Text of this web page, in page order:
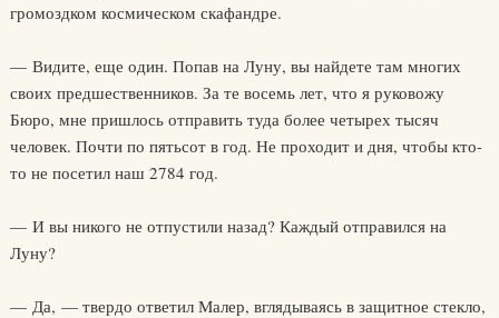
громоздком космическом скафандре.
— Видите, еще один. Попав на Луну, вы найдете там многих
своих предшественников. За те восемь лет, что я руковожу
Бюро, мне пришлось отправить туда более четырех тысяч
человек. Почти по пятьсот в год. Не проходит и дня, чтобы кто-
то не посетил наш 2784 год.
— И вы никого не отпустили назад? Каждый отправился на
Луну?
— Да, — твердо ответил Малер, вглядываясь в защитное стекло,